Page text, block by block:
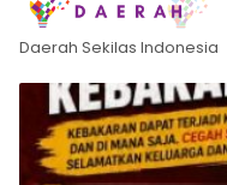
Daerah Sekilas Indonesia